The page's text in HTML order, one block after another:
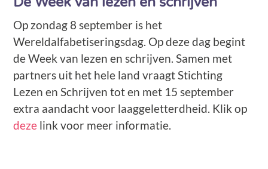
Op zondag 8 september is het
Wereldalfabetiseringsdag. Op deze dag begint
de Week van lezen en schrijven. Samen met
partners uit het hele land vraagt Stichting
Lezen en Schrijven tot en met 15 september
extra aandacht voor laaggeletterdheid. Klik op
deze link voor meer informatie.